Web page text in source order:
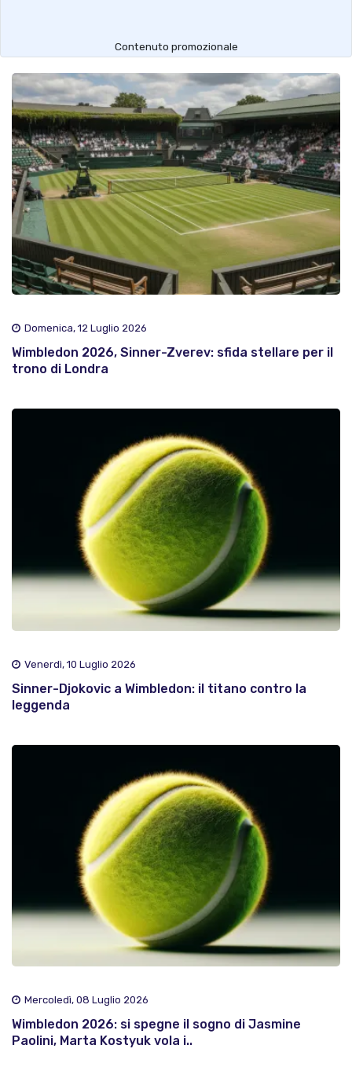
Contenuto promozionale
Domenica, 12 Luglio 2026
Wimbledon 2026, Sinner-Zverev: sfida stellare per il
trono di Londra
Venerdì, 10 Luglio 2026
Sinner-Djokovic a Wimbledon: il titano contro la
leggenda
Mercoledì, 08 Luglio 2026
Wimbledon 2026: si spegne il sogno di Jasmine
Paolini, Marta Kostyuk vola i..